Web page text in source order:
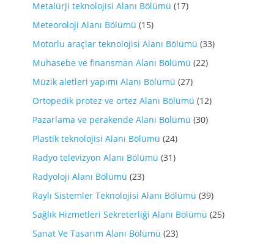
Metalürji teknolojisi Alanı Bölümü (17)
Meteoroloji Alanı Bölümü (15)
Motorlu araçlar teknolojisi Alanı Bölümü (33)
Muhasebe ve finansman Alanı Bölümü (22)
Müzik aletleri yapımı Alanı Bölümü (27)
Ortopedik protez ve ortez Alanı Bölümü (12)
Pazarlama ve perakende Alanı Bölümü (30)
Plastik teknolojisi Alanı Bölümü (24)
Radyo televizyon Alanı Bölümü (31)
Radyoloji Alanı Bölümü (23)
Raylı Sistemler Teknolojisi Alanı Bölümü (39)
Sağlık Hizmetleri Sekreterliği Alanı Bölümü (25)
Sanat Ve Tasarım Alanı Bölümü (23)